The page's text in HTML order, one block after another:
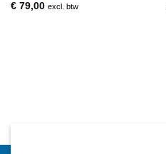
€79,00 excl. btw